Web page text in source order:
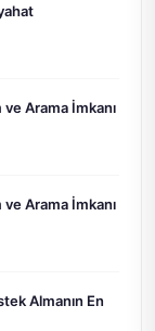
Arama İmkanı
Arama İmkanı
Almanın En